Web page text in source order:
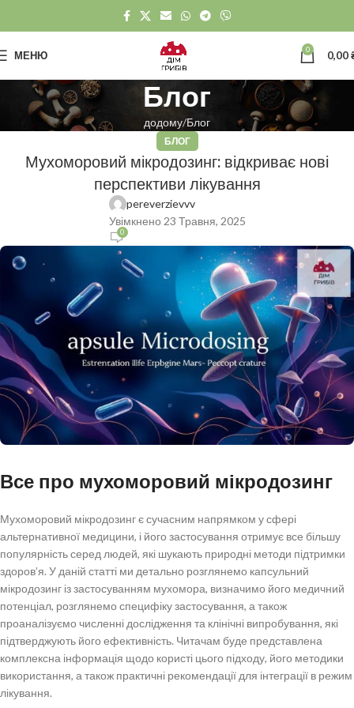
МЕНЮ 0 0,00
Блог
додому Блог
БЛОГ
Мухоморовий мікродозинг: відкриває нові
перспективи лікування
pereverzievvv
Увімкнено 23 Травня, 2025
0
Все про мухоморовий мікродозинг
Мухоморовий мікродозинг є сучасним напрямком у сфері
альтернативної медицини, і його застосування отримує все більшу
популярність серед людей, які шукають природні методи підтримки
здоров’я. У даній статті ми детально розглянемо капсульний
мікродозинг із застосуванням мухомора, визначимо його медичний
потенціал, розглянемо специфіку застосування, а також
проаналізуємо численні дослідження та клінічні випробування, які
підтверджують його ефективність. Читачам буде представлена
комплексна інформація щодо користі цього підходу, його методики
використання, а також практичні рекомендації для інтеграції в режим
лікування.